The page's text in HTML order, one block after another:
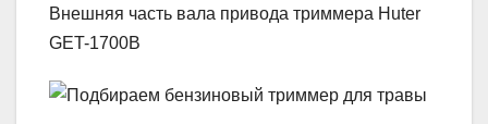
Внешняя часть вала привода триммера Huter
GET-1700B